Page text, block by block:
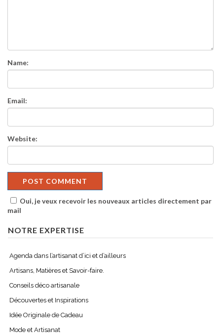
Name:
Email:
Website:
Oui, je veux recevoir les nouveaux articles directement par
mail
NOTRE EXPERTISE
Agenda dans l’artisanat d’ici et d’ailleurs
Artisans, Matières et Savoir-faire.
Conseils déco artisanale
Découvertes et Inspirations
Idée Originale de Cadeau
Mode et Artisanat